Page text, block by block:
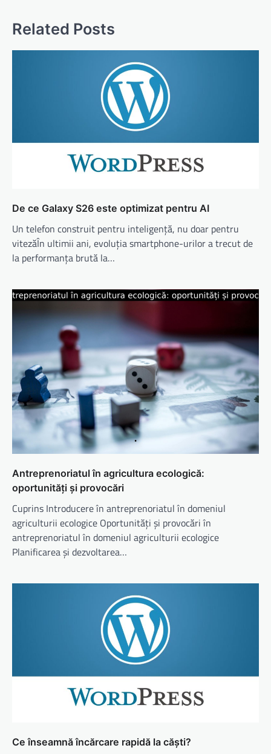
Related Posts
De ce Galaxy S26 este optimizat pentru AI
Un telefon construit pentru inteligență, nu doar pentru
vitezăÎn ultimii ani, evoluția smartphone-urilor a trecut de
la performanța brută la…
Antreprenoriatul în agricultura ecologică:
oportunități și provocări
Cuprins Introducere în antreprenoriatul în domeniul
agriculturii ecologice Oportunități și provocări în
antreprenoriatul în domeniul agriculturii ecologice
Planificarea și dezvoltarea…
Ce înseamnă încărcare rapidă la căști?